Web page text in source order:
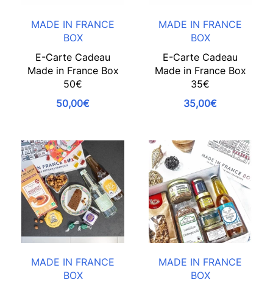
MADE IN FRANCE
BOX
E-Carte Cadeau
Made in France Box
50€
50,00€
MADE IN FRANCE
BOX
E-Carte Cadeau
Made in France Box
35€
35,00€
MADE IN FRANCE
BOX
MADE IN FRANCE
BOX